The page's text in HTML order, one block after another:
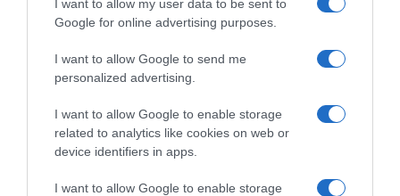
I want to allow my user data to be sent to
Google for online advertising purposes.
I want to allow Google to send me
personalized advertising.
I want to allow Google to enable storage
related to analytics like cookies on web or
device identifiers in apps.
I want to allow Google to enable storage
2026-08-08.
Csökkenti a vérnyomást, és védi a szívet